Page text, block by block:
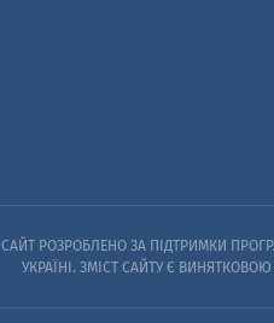
САЙТ РОЗРОБЛЕНО ЗА ПІДТРИМКИ
УКРАЇНІ. ЗМІСТ САЙТУ Є